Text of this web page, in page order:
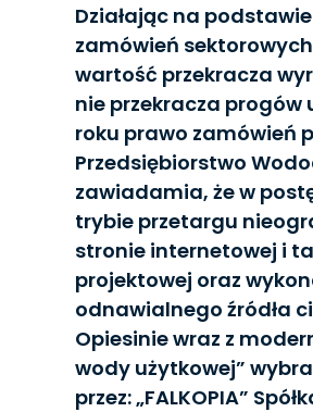
Działając na
zamówień sektorowych
wartość przekracza
nie przekracza progów
roku prawo zamówień
Przedsiębiorstwo
zawiadamia, że w
trybie przetargu
stronie internetowej i
projektowej oraz
odnawialnego źródła
Opiesinie wraz z
wody użytkowej”
przez: „FALKOPIA”